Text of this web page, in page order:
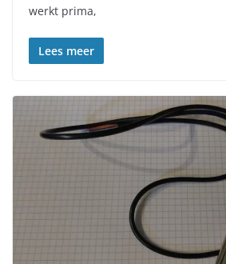
werkt prima,
Lees meer